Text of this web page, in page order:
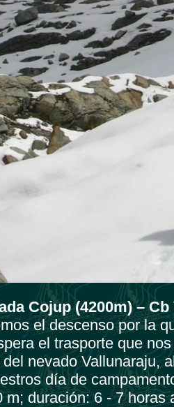
Cojup (4200m) –
el descenso por la
el trasporte que
nevado Vallunaraju,
día de
m; duración: 6 - 7 horas